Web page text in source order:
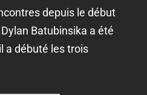
depuis le début
Batubinsika a été
a débuté les trois